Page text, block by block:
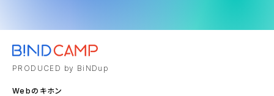
PRODUCED by BiNDup
Webのキホン